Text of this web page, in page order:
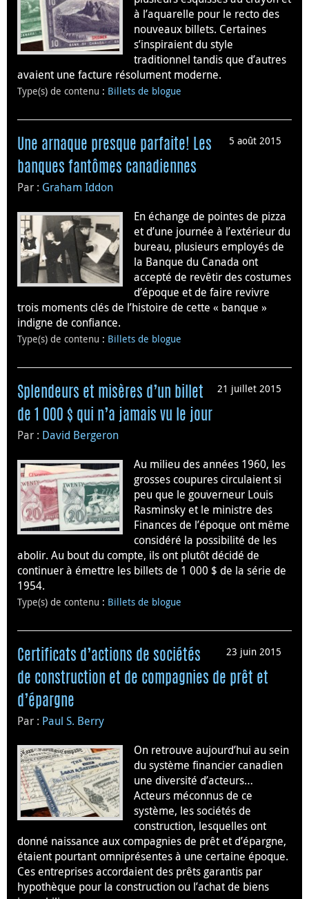
à l’aquarelle pour le recto des
nouveaux billets. Certaines
s’inspiraient du style
traditionnel tandis que d’autres
avaient une facture résolument moderne.
Type(s) de contenu : Billets de blogue
5 août 2015
Une arnaque presque parfaite! Les
banques fantômes canadiennes
Par : Graham Iddon
En échange de pointes de pizza
et d’une journée à l’extérieur du
bureau, plusieurs employés de
la Banque du Canada ont
accepté de revêtir des costumes
d’époque et de faire revivre
trois moments clés de l’histoire de cette « banque »
indigne de confiance.
Type(s) de contenu : Billets de blogue
21 juillet 2015
Splendeurs et misères d’un billet
de 1 000 $ qui n’a jamais vu le jour
Par : David Bergeron
Au milieu des années 1960, les
grosses coupures circulaient si
peu que le gouverneur Louis
Rasminsky et le ministre des
Finances de l’époque ont même
considéré la possibilité de les
abolir. Au bout du compte, ils ont plutôt décidé de
continuer à émettre les billets de 1 000 $ de la série de
1954.
Type(s) de contenu : Billets de blogue
23 juin 2015
Certificats d’actions de sociétés
de construction et de compagnies de prêt et
d’épargne
Par : Paul S. Berry
On retrouve aujourd’hui au sein
du système financier canadien
une diversité d’acteurs…
Acteurs méconnus de ce
système, les sociétés de
construction, lesquelles ont
donné naissance aux compagnies de prêt et d’épargne,
étaient pourtant omniprésentes à une certaine époque.
Ces entreprises accordaient des prêts garantis par
hypothèque pour la construction ou l’achat de biens